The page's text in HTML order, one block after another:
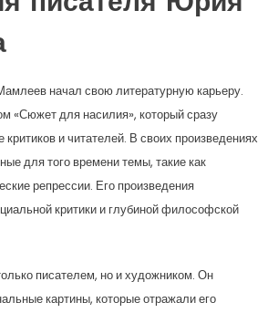
начал свою литературную карьеру.
«Сюжет для насилия», который сразу
критиков и читателей. В своих произведениях
для того времени темы, такие как
репрессии. Его произведения
критики и глубиной философской
писателем, но и художником. Он
картины, которые отражали его